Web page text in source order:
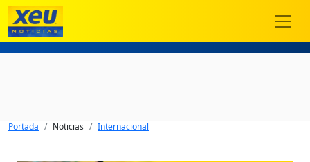
Portada Noticias Internacional